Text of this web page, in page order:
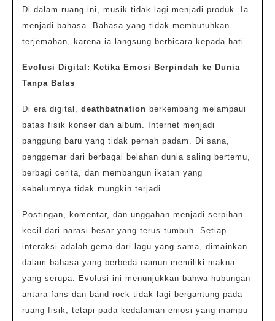
Di dalam ruang ini, musik tidak lagi menjadi produk. Ia
menjadi bahasa. Bahasa yang tidak membutuhkan
terjemahan, karena ia langsung berbicara kepada hati.
Evolusi Digital: Ketika Emosi Berpindah ke Dunia
Tanpa Batas
Di era digital, deathbatnation berkembang melampaui
batas fisik konser dan album. Internet menjadi
panggung baru yang tidak pernah padam. Di sana,
penggemar dari berbagai belahan dunia saling bertemu,
berbagi cerita, dan membangun ikatan yang
sebelumnya tidak mungkin terjadi.
Postingan, komentar, dan unggahan menjadi serpihan
kecil dari narasi besar yang terus tumbuh. Setiap
interaksi adalah gema dari lagu yang sama, dimainkan
dalam bahasa yang berbeda namun memiliki makna
yang serupa. Evolusi ini menunjukkan bahwa hubungan
antara fans dan band rock tidak lagi bergantung pada
ruang fisik, tetapi pada kedalaman emosi yang mampu